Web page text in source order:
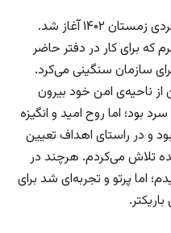
سال گذشته‌ی میلادی برای من با سردی زمستان ۱۴۰۲ آغاز شد.
که برای کار در دفتر حاضر
سازمان سنگینی می‌کرد.
ناحیه‌ی امن خود بیرون
بود؛ اما روح امید و انگیزه
و در راستای اهداف تعیین
می‌کردم. هرچند در
اما پرتو و تجربه‌ای شد برای